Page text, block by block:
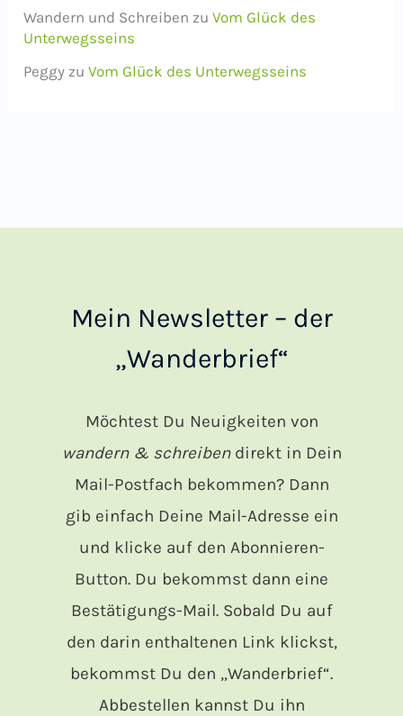
Wandern und Schreiben zuVom Glück des
Unterwegsseins
Peggy zuVom Glück des Unterwegsseins
Mein Newsletter – der
„Wanderbrief“
Möchtest Du Neuigkeiten von
wandern & schreibendirekt in Dein
Mail-Postfach bekommen? Dann
gib einfach Deine Mail-Adresse ein
und klicke auf den Abonnieren-
Button. Du bekommst dann eine
Bestätigungs-Mail. Sobald Du auf
den darin enthaltenen Link klickst,
bekommst Du den „Wanderbrief“.
Abbestellen kannst Du ihn